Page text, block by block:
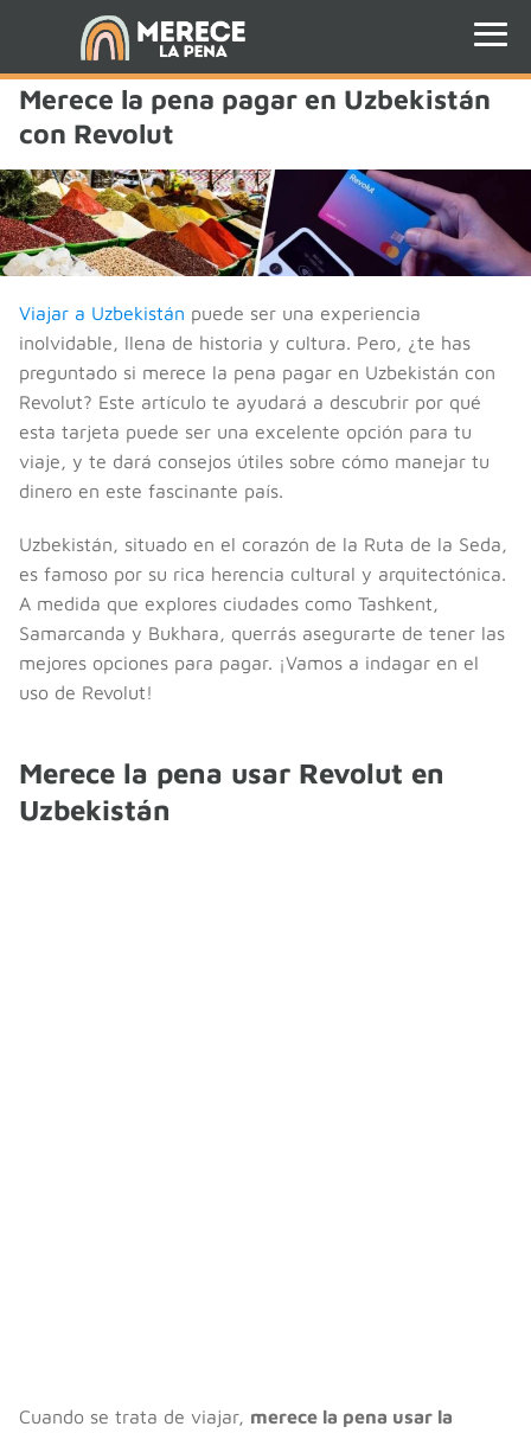
Merece la pena pagar en Uzbekistán
con Revolut
Viajar a Uzbekistán puede ser una experiencia
inolvidable, llena de historia y cultura. Pero, ¿te has
preguntado si merece la pena pagar en Uzbekistán con
Revolut? Este artículo te ayudará a descubrir por qué
esta tarjeta puede ser una excelente opción para tu
viaje, y te dará consejos útiles sobre cómo manejar tu
dinero en este fascinante país.
Uzbekistán, situado en el corazón de la Ruta de la Seda,
es famoso por su rica herencia cultural y arquitectónica.
A medida que explores ciudades como Tashkent,
Samarcanda y Bukhara, querrás asegurarte de tener las
mejores opciones para pagar. ¡Vamos a indagar en el
uso de Revolut!
Merece la pena usar Revolut en
Uzbekistán
Cuando se trata de viajar, merece la pena usar la